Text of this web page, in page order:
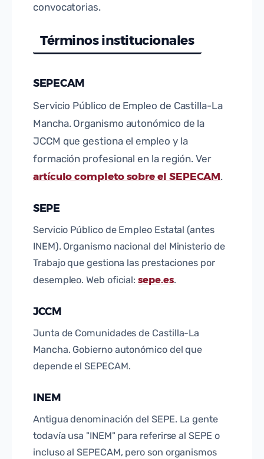
convocatorias.
Términos institucionales
SEPECAM
Servicio Público de Empleo de Castilla-La
Mancha. Organismo autonómico de la
JCCM que gestiona el empleo y la
formación profesional en la región. Ver
artículo completo sobre el SEPECAM.
SEPE
Servicio Público de Empleo Estatal (antes
INEM). Organismo nacional del Ministerio de
Trabajo que gestiona las prestaciones por
desempleo. Web oficial:sepe.es.
JCCM
Junta de Comunidades de Castilla-La
Mancha. Gobierno autonómico del que
depende el SEPECAM.
INEM
Antigua denominación del SEPE. La gente
todavía usa "INEM" para referirse al SEPE o
incluso al SEPECAM, pero son organismos